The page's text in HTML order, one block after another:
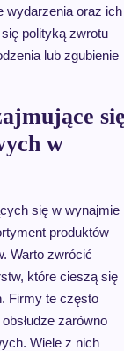
wydarzenia oraz ich
polityką zwrotu
lub zgubienie
w
się w wynajmie
produktów
Warto zwrócić
które cieszą się
Firmy te często
zarówno
Wiele z nich